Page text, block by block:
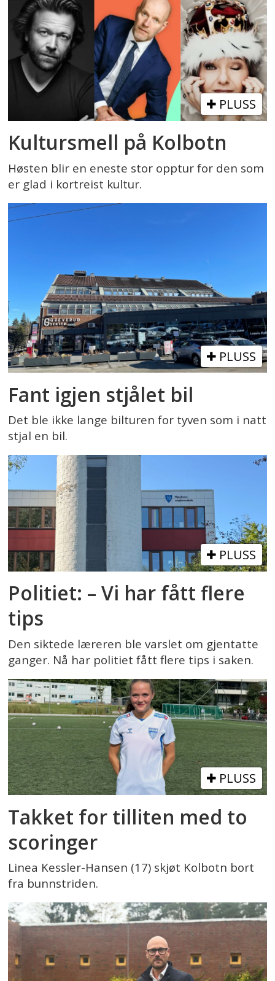
PLUSS
Kultursmell på Kolbotn
Høsten blir en eneste stor opptur for den som
er glad i kortreist kultur.
PLUSS
Fant igjen stjålet bil
Det ble ikke lange bilturen for tyven som i natt
stjal en bil.
PLUSS
Politiet: – Vi har fått flere
tips
Den siktede læreren ble varslet om gjentatte
ganger. Nå har politiet fått flere tips i saken.
PLUSS
Takket for tilliten med to
scoringer
Linea Kessler-Hansen (17) skjøt Kolbotn bort
fra bunnstriden.